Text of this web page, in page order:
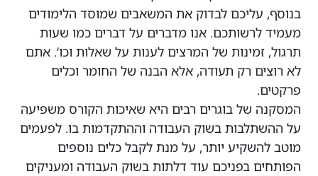
בנוסף, עליכם לבדוק את המשאבים שמוסד הלימודים
מעמיד לרשותכם. אנו מדברים על דברים כמו שעות
תרגול, זמינות של המרצים לענות על שאלות וכו‘. אתם
לא רוצים רק תעודה, אלא הבנה של החומר וכלים
פרקטים.
המסקנה של בוגרים רבים היא שאיכות הקורס משפיעה
על ההשתלבות בשוק העבודה וההתקדמות בו. לפעמים
מוטב להשקיע יותר, על מנת לקבל כלים נוספים
הפותחים בפניכם עוד דלתות בשוק העבודה ומעניקים